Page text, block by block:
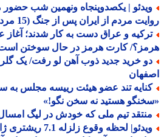
| یکصدوپنجاه ونهمین شب حضور
مردم از ایران پس از جنگ (15 مرداد 1405)
و عراق دست به کار شدند؛ آغاز
کارت هرمز در حال سوختن است؟
خرید جدید ذوب آهن لو رفت/ یک گلر و
تند عضو هیئت رییسه مجلس به
هستید نه سخن نگو!»
تیم ملی که خودش در لیگ امسال تیم
لحظه وقوع زلزله 7.1 ریشتری ژاپن در اتاق عمل جراحی